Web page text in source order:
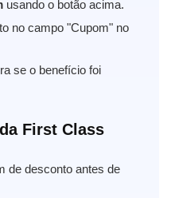
usando o botão acima.
no campo "Cupom" no
se o benefício foi
First Class
de desconto antes de